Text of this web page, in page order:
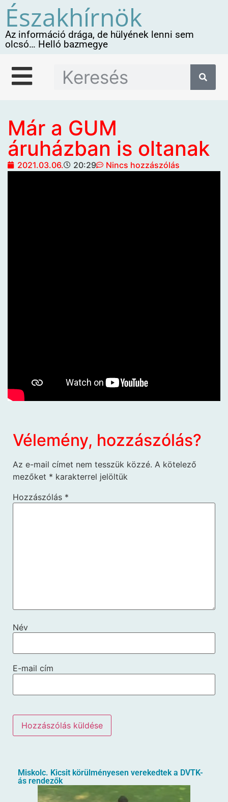
Északhírnök
Az információ drága, de hülyének lenni sem
olcsó… Helló bazmegye
Már a GUM
áruházban is oltanak
2021.03.06. 20:29 Nincs hozzászólás
Vélemény, hozzászólás?
Az e-mail címet nem tesszük közzé. A kötelező
mezőket * karakterrel jelöltük
Hozzászólás *
Név
E-mail cím
Miskolc. Kicsit körülményesen verekedtek a DVTK-
ás rendezők